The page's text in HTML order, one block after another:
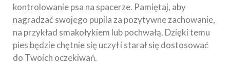
kontrolowanie psa na spacerze. Pamiętaj, aby
nagradzać swojego pupila za pozytywne zachowanie,
na przykład smakołykiem lub pochwałą. Dzięki temu
pies będzie chętnie się uczył i starał się dostosować
do Twoich oczekiwań.